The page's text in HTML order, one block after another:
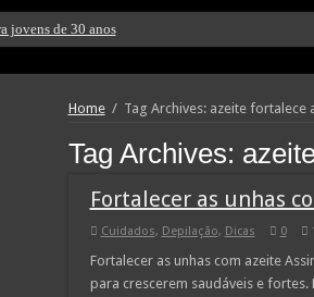
jovens de 30 anos
Home / Tag Archives: azeite fortalece
Tag Archives:
Fortalecer as unhas
Cuidados, Depilação, Dicas 0
Fortalecer as unhas com azeite
para crescerem saudáveis e